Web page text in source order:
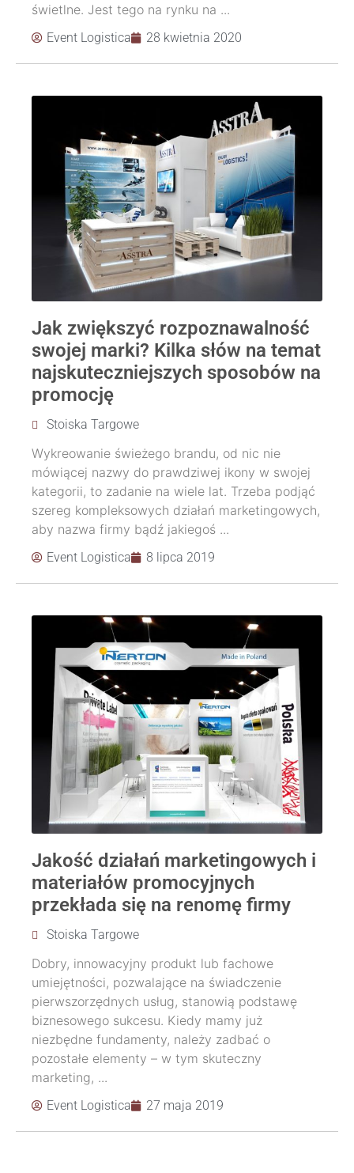
świetlne. Jest tego na rynku na ...
Event Logistica 28 kwietnia 2020
Jak zwiększyć rozpoznawalność
swojej marki? Kilka słów na temat
najskuteczniejszych sposobów na
promocję
Stoiska Targowe
Wykreowanie świeżego brandu, od nic nie
mówiącej nazwy do prawdziwej ikony w swojej
kategorii, to zadanie na wiele lat. Trzeba podjąć
szereg kompleksowych działań marketingowych,
aby nazwa firmy bądź jakiegoś ...
Event Logistica 8 lipca 2019
Jakość działań marketingowych i
materiałów promocyjnych
przekłada się na renomę firmy
Stoiska Targowe
Dobry, innowacyjny produkt lub fachowe
umiejętności, pozwalające na świadczenie
pierwszorzędnych usług, stanowią podstawę
biznesowego sukcesu. Kiedy mamy już
niezbędne fundamenty, należy zadbać o
pozostałe elementy – w tym skuteczny
marketing, ...
Event Logistica 27 maja 2019